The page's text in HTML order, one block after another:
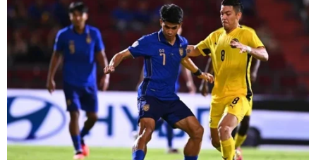
Công bố danh sách nội dung đã được xác
thực cho hoạt động quảng cáo
22/03/2023 10:45
Bản danh sách nội dung "đã được xác thực” trên mạng
(White List) gồm danh sách đã được cấp phép của 301
báo, tạp chí điện tử; 1.381 trang thông tin điện tử tổng
hợp và 953 mạng xã hội.